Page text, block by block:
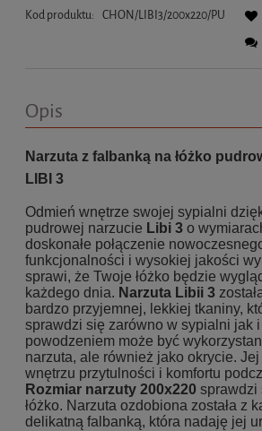
Kod produktu: CHON/LIBI3/200x220/PU
Opis
Narzuta z falbanką na łóżko
LIBI 3
Odmień wnętrze swojej sypialni
pudrowej narzucie Libi 3 o
doskonałe połączenie
funkcjonalności i wysokiej jakości
sprawi, że Twoje łóżko będzie
każdego dnia. Narzuta Libii 3
bardzo przyjemnej, lekkiej tkaniny,
sprawdzi się zarówno w sypialni jak
powodzeniem może być
narzuta, ale również jako okrycie.
wnętrzu przytulności i komfortu
Rozmiar narzuty 200x220 sprawdzi
łóżko. Narzuta ozdobiona została z
delikatną falbanką, która nadaję jej